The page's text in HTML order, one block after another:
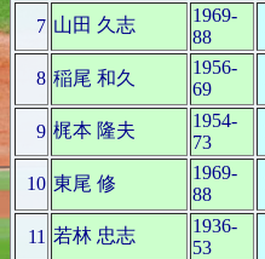
7 山田 久志
1969-
88
8 稲尾 和久
1956-
69
9 梶本 隆夫
1954-
73
10 東尾 修
1969-
88
11 若林 忠志
1936-
53